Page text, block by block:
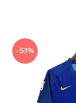
-53%